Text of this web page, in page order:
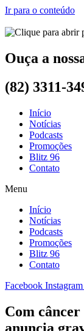
Ir para o conteúdo
Ouça a
(82) 3311-
Início
Notícias
Podcasts
Promoções
Blitz 96
Contato
Menu
Início
Notícias
Podcasts
Promoções
Blitz 96
Contato
Facebook Instagram
Com
anuncia